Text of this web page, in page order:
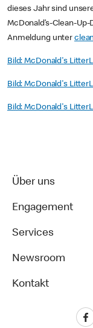
dieses Jahr sind
McDonald’s-Clean-
Anmeldung unter
Bild: McDonald's
Bild: McDonald's
Bild: McDonald's
Über uns
Engagement
Services
Newsroom
Kontakt